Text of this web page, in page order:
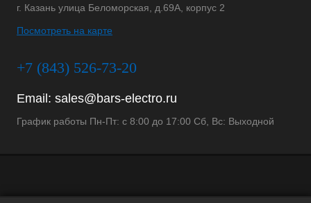
г. Казань улица Беломорская, д.69А, корпус 2
Посмотреть на карте
+7 (843) 526-73-20
Email: sales@bars-electro.ru
График работы Пн-Пт: с 8:00 до 17:00 Сб, Вс: Выходной